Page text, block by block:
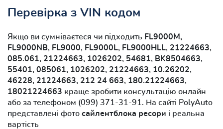
Перевірка з VIN кодом
Якщо ви сумніваєтеся чи підходить FL9000M,
FL9000NB, FL9000, FL9000L, FL9000HLL, 21224663,
085.061, 21224663, 1026202, 54681, BK8504663,
55401, 085061, 1026202, 21224663, 10.26202,
46228, 21224663, 212 24 663, 180.21224663,
18021224663 краще зробити консультацію онлайн
або за телефоном (099) 371-31-91. На сайті PolyAuto
представлені фото сайлентблока ресори і реальна
вартість